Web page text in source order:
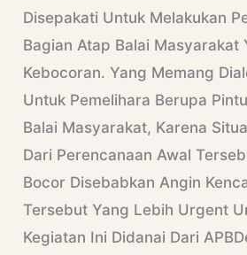
Disepakati Untuk Melakukan
Bagian Atap Balai Masyarakat
Kebocoran. Yang Memang
Untuk Pemelihara Berupa
Balai Masyarakat, Karena
Dari Perencanaan Awal
Bocor Disebabkan Angin
Tersebut Yang Lebih Urgent
Kegiatan Ini Didanai Dari